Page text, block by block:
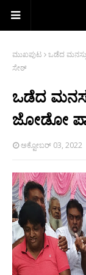
ಮುಖಪುಟ
ಒಡೆದ
ಸೇಠ್
ಒಡೆದ
ಜೋಡೋ
ಅಕ್ಟೋಬರ್ 03, 2022